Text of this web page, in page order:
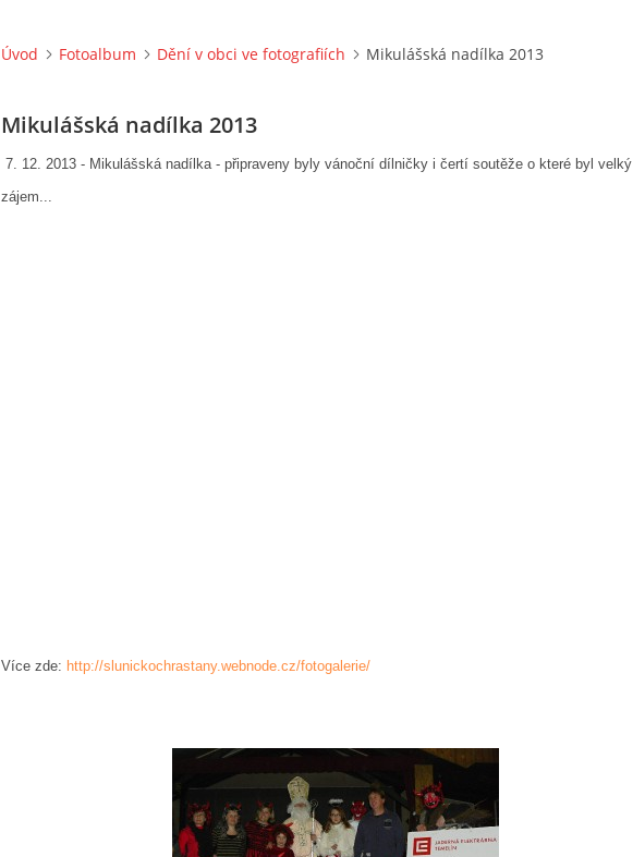
Úvod Fotoalbum Dění v obci ve fotografiích Mikulášská nadílka 2013
Mikulášská nadílka 2013
7. 12. 2013 - Mikulášská nadílka - připraveny byly vánoční dílničky i čertí soutěže o které byl velký
zájem...
Více zde: http://slunickochrastany.webnode.cz/fotogalerie/